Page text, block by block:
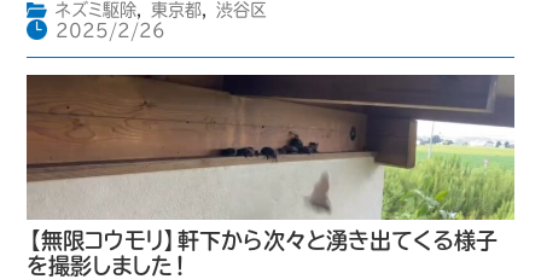
ネズミ駆除, 東京都,
渋谷区
2025/2/26
【無限コウモリ】軒下から次々と湧き出てくる様子
を撮影しました！